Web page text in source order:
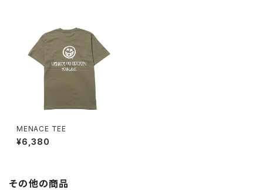
MENACE TEE
¥6,380
その他の商品